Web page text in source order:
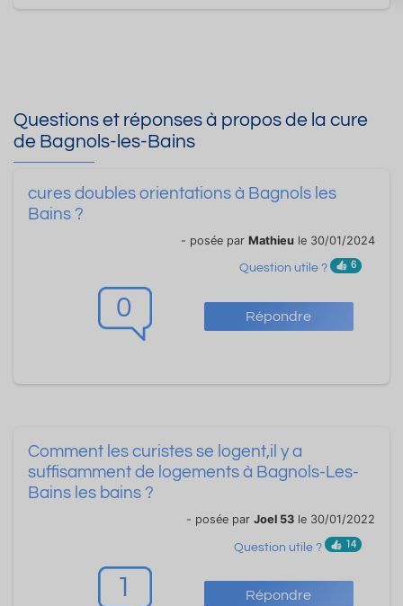
Questions et réponses à propos de la cure
de Bagnols-les-Bains
0 Répondre
cures doubles orientations à Bagnols les
Bains ?
- posée par Mathieu le 30/01/2024
Question utile ? 6
1 Répondre
Comment les curistes se logent,il y a
suffisamment de logements à Bagnols-Les-
Bains les bains ?
- posée par Joel 53 le 30/01/2022
Question utile ? 14